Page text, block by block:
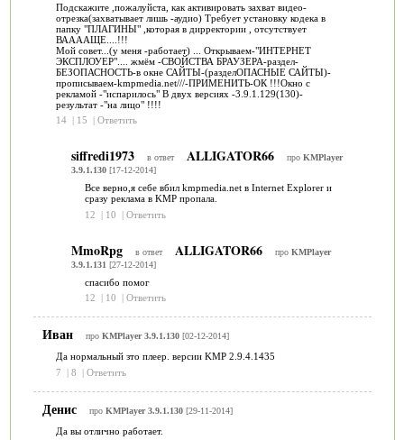
Подскажите ,пожалуйста, как активировать захват видео-
отрезка(захватывает лишь -аудио) Требует установку кодека в
папку "ПЛАГИНЫ" ,которая в дирректории , отсутствует
ВААААЩЕ....!!!
Мой совет...(у меня -работает) ... Открываем-"ИНТЕРНЕТ
ЭКСПЛОУЕР".... жмём -СВОЙСТВА БРАУЗЕРА-раздел-
БЕЗОПАСНОСТЬ-в окне САЙТЫ-(разделОПАСНЫЕ САЙТЫ)-
прописываем-kmpmedia.net///-ПРИМЕНИТЬ-ОК !!!Окно с
рекламой -"испарилось" В двух версиях -3.9.1.129(130)-
результат -"на лицо" !!!!
14 | 15 | Ответить
siffredi1973 в ответ ALLIGATOR66 про KMPlayer
3.9.1.130[17-12-2014]
Все верно,я себе вбил kmpmedia.net в Internet Explorer и
сразу реклама в KMP пропала.
12
| 10 | Ответить
MmoRpg в ответ ALLIGATOR66 про KMPlayer
3.9.1.131 [27-12-2014]
спасибо помог
12
| 10 | Ответить
Иван про KMPlayer 3.9.1.130[02-12-2014]
Да нормальный зто плеер. версии KMP 2.9.4.1435
7
| 8 | Ответить
Денис про KMPlayer 3.9.1.130[29-11-2014]
Да вы отлично работает.